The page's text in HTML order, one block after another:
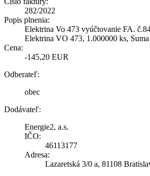
282/2022
Popis plnenia:
Elektrina Vo 473 vyúčtovanie FA.
Elektrina VO 473, 1.000000 ks,
Cena:
-145,20 EUR
Odberateľ:
obec
Dodávateľ:
Energie2, a.s.
IČO:
46113177
Adresa:
Lazaretská 3/0 a, 81108